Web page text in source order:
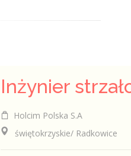
Holcim Polska S.A
świętokrzyskie/ Radkowice